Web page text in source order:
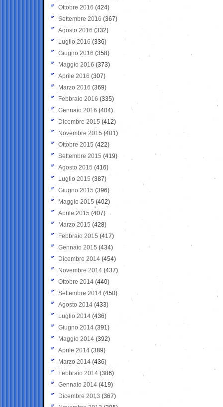
Ottobre 2016 (424)
Settembre 2016 (367)
Agosto 2016 (332)
Luglio 2016 (336)
Giugno 2016 (358)
Maggio 2016 (373)
Aprile 2016 (307)
Marzo 2016 (369)
Febbraio 2016 (335)
Gennaio 2016 (404)
Dicembre 2015 (412)
Novembre 2015 (401)
Ottobre 2015 (422)
Settembre 2015 (419)
Agosto 2015 (416)
Luglio 2015 (387)
Giugno 2015 (396)
Maggio 2015 (402)
Aprile 2015 (407)
Marzo 2015 (428)
Febbraio 2015 (417)
Gennaio 2015 (434)
Dicembre 2014 (454)
Novembre 2014 (437)
Ottobre 2014 (440)
Settembre 2014 (450)
Agosto 2014 (433)
Luglio 2014 (436)
Giugno 2014 (391)
Maggio 2014 (392)
Aprile 2014 (389)
Marzo 2014 (436)
Febbraio 2014 (386)
Gennaio 2014 (419)
Dicembre 2013 (367)